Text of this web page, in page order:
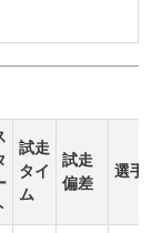
試走
タイ
ム
試走
偏差
選手